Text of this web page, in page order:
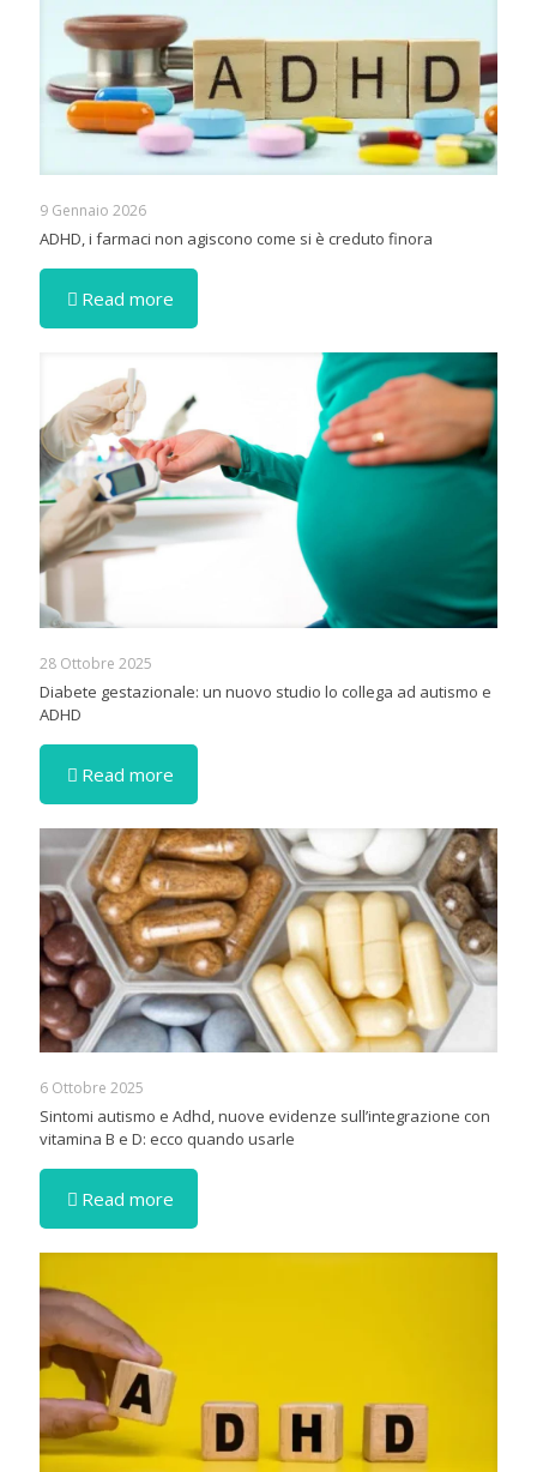
9 Gennaio 2026
ADHD, i farmaci non agiscono come si è creduto finora
Read more
28 Ottobre 2025
Diabete gestazionale: un nuovo studio lo collega ad autismo e
ADHD
Read more
6 Ottobre 2025
Sintomi autismo e Adhd, nuove evidenze sull’integrazione con
vitamina B e D: ecco quando usarle
Read more